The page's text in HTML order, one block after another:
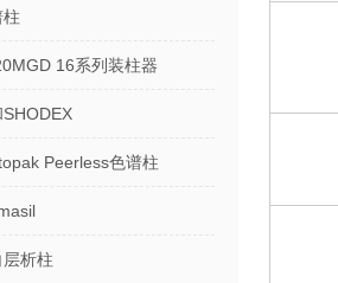
柱
16系列装柱器
Peerless色谱柱
析柱